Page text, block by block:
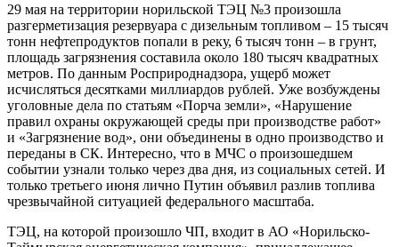
29 мая на территории норильской ТЭЦ №3 произошла
разгерметизация резервуара с дизельным топливом – 15 тысяч
тонн нефтепродуктов попали в реку, 6 тысяч тонн – в грунт,
площадь загрязнения составила около 180 тысяч квадратных
метров. По данным Росприроднадзора, ущерб может
исчисляться десятками миллиардов рублей. Уже возбуждены
уголовные дела по статьям «Порча земли», «Нарушение
правил охраны окружающей среды при производстве работ»
и «Загрязнение вод», они объединены в одно производство и
переданы в СК. Интересно, что в МЧС о произошедшем
событии узнали только через два дня, из социальных сетей. И
только третьего июня лично Путин объявил разлив топлива
чрезвычайной ситуацией федерального масштаба.
ТЭЦ, на которой произошло ЧП, входит в АО «Норильско-